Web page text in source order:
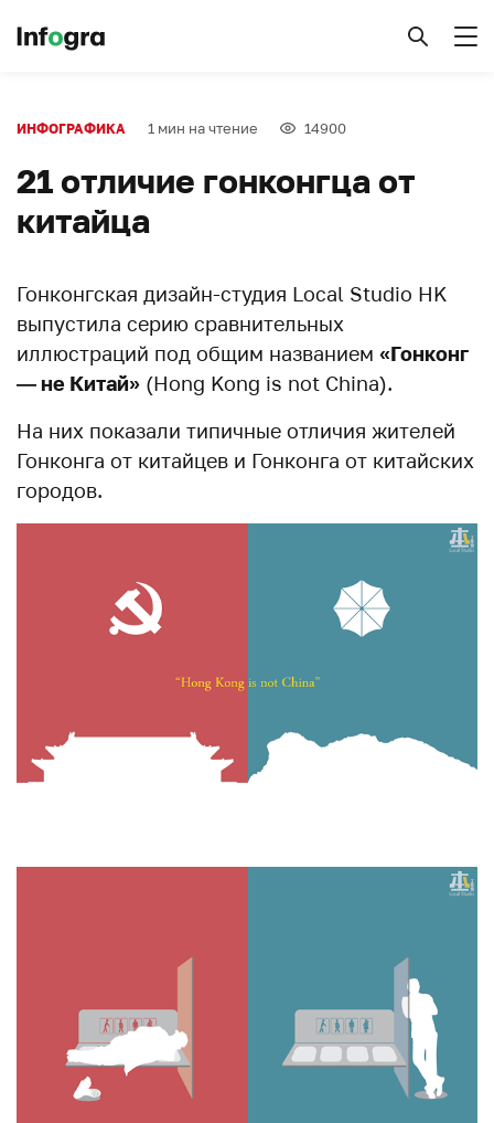
ИНФОГРАФИКА 1 мин на чтение 14900
21 отличие гонконгца от
китайца
Гонконгская дизайн-студия Local Studio HK
выпустила серию сравнительных
иллюстраций под общим названием «Гонконг
— не Китай» (Hong Kong is not China).
На них показали типичные отличия жителей
Гонконга от китайцев и Гонконга от китайских
городов.